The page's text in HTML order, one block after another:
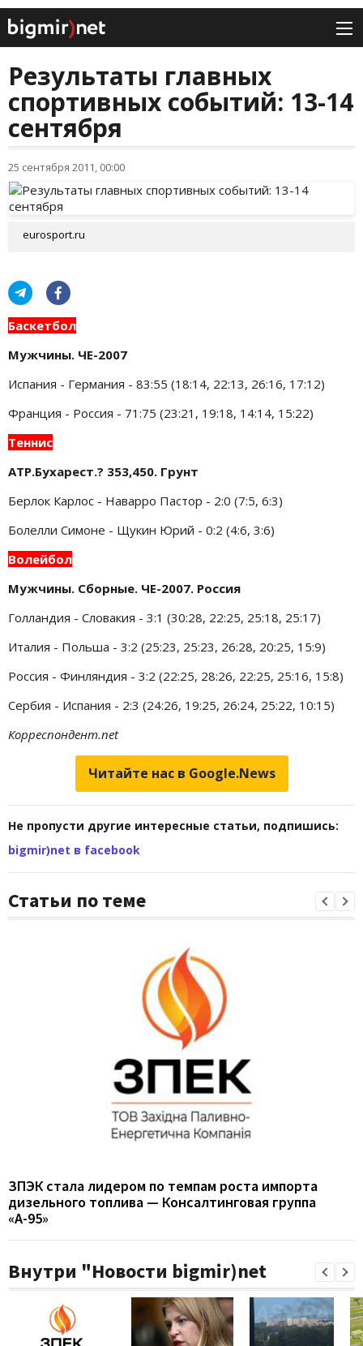
Результаты главных
спортивных событий: 13-14
сентября
25 сентября 2011, 00:00
eurosport.ru
Баскетбол
Мужчины. ЧЕ-2007
Испания - Германия - 83:55 (18:14, 22:13, 26:16, 17:12)
Франция - Россия - 71:75 (23:21, 19:18, 14:14, 15:22)
Теннис
ATP.Бухарест.? 353,450. Грунт
Берлок Карлос - Наварро Пастор - 2:0 (7:5, 6:3)
Болелли Симоне - Щукин Юрий - 0:2 (4:6, 3:6)
Волейбол
Мужчины. Сборные. ЧЕ-2007. Россия
Голландия - Словакия - 3:1 (30:28, 22:25, 25:18, 25:17)
Италия - Польша - 3:2 (25:23, 25:23, 26:28, 20:25, 15:9)
Россия - Финляндия - 3:2 (22:25, 28:26, 22:25, 25:16, 15:8)
Сербия - Испания - 2:3 (24:26, 19:25, 26:24, 25:22, 10:15)
Корреспондент.net
Читайте нас в Google.News
Не пропусти другие интересные статьи, подпишись:
bigmir)net в facebook
Статьи по теме
ЗПЭК стала лидером по темпам роста импорта
дизельного топлива — Консалтинговая группа
«А-95»
Внутри "Новости bigmir)net